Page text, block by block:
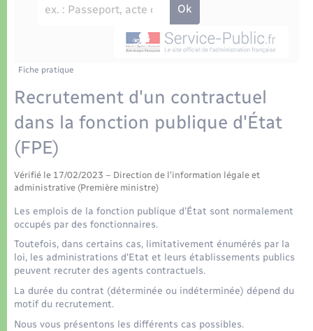
Eau - Assainissement
Transports
Transports scolaires
Logement - Urbanisme
Loisirs
Nouvel habitant
Numérique
Travaux - Autorisation d’occupation de l’espace
Présentation de la commune
La Communauté de communes
Fiche pratique
Recrutement d'un contractuel
dans la fonction publique d'État
(FPE)
Vérifié le 17/02/2023 – Direction de l'information légale et
administrative (Première ministre)
Les emplois de la fonction publique d’État sont normalement
occupés par des fonctionnaires.
Toutefois, dans certains cas, limitativement énumérés par la
loi, les administrations d'Etat et leurs établissements publics
peuvent recruter des agents contractuels.
La durée du contrat (déterminée ou indéterminée) dépend du
motif du recrutement.
Nous vous présentons les différents cas possibles.